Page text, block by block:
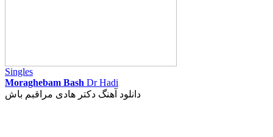
Singles
Moraghebam Bash Dr Hadi
دانلود آهنگ دکتر هادی مراقبم باش